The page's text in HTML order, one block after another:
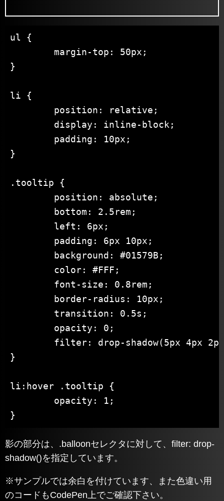
ul {
}
li {
}
.tooltip {
}
li:hover .tooltip {
}
影の部分は、.balloonセレクタに対して、filter: drop-
shadow()を指定しています。
※サンプルでは余白を付けています、また色違い用
のコードもCodePen上でご確認下さい。